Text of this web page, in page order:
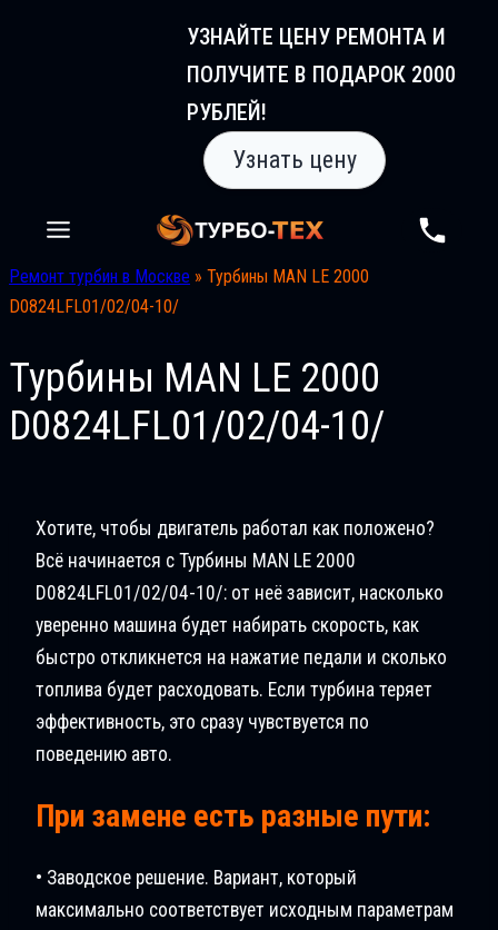
УЗНАЙТЕ ЦЕНУ РЕМОНТА И
ПОЛУЧИТЕ В ПОДАРОК 2000
РУБЛЕЙ!
Узнать цену
Ремонт турбин в Москве » Турбины MAN LE 2000
D0824LFL01/02/04-10/
Турбины MAN LE 2000
D0824LFL01/02/04-10/
Хотите, чтобы двигатель работал как положено?
Всё начинается с Турбины MAN LE 2000
D0824LFL01/02/04-10/: от неё зависит, насколько
уверенно машина будет набирать скорость, как
быстро откликнется на нажатие педали и сколько
топлива будет расходовать. Если турбина теряет
эффективность, это сразу чувствуется по
поведению авто.
При замене есть разные пути:
• Заводское решение. Вариант, который
максимально соответствует исходным параметрам